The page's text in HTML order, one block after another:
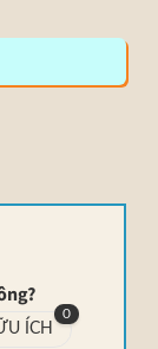
ÍCH
0